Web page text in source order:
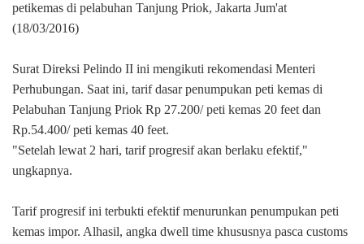
petikemas di pelabuhan Tanjung Priok, Jakarta Jum'at
(18/03/2016)
Surat Direksi Pelindo II ini mengikuti rekomendasi Menteri
Perhubungan. Saat ini, tarif dasar penumpukan peti kemas di
Pelabuhan Tanjung Priok Rp 27.200/ peti kemas 20 feet dan
Rp.54.400/ peti kemas 40 feet.
"Setelah lewat 2 hari, tarif progresif akan berlaku efektif,"
ungkapnya.
Tarif progresif ini terbukti efektif menurunkan penumpukan peti
kemas impor. Alhasil, angka dwell time khususnya pasca customs